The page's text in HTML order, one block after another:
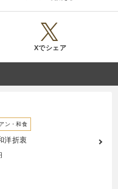
Xでシェア
ン・和食
洋折衷